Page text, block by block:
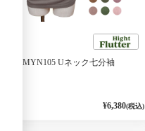
RMYN105 Uネック七分袖
¥6,380(税込)